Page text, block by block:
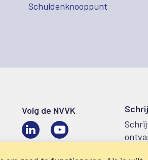
Schuldenknooppunt
Volg de NVVK
LinkedIn